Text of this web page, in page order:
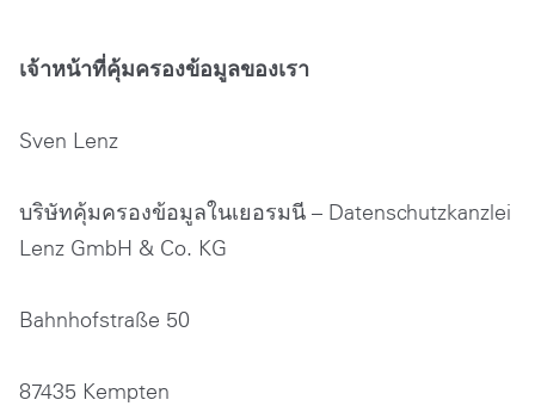
เจ้าหน้าที่คุ้มครองข้อมูลของเรา
Sven Lenz
บริษัทคุ้มครองข้อมูลในเยอรมนี – Datenschutzkanzlei
Lenz GmbH & Co. KG
Bahnhofstraße 50
87435 Kempten